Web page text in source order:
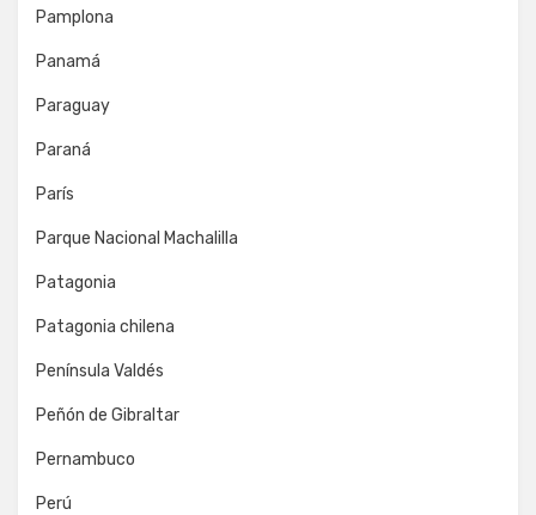
Pamplona
Panamá
Paraguay
Paraná
París
Parque Nacional Machalilla
Patagonia
Patagonia chilena
Península Valdés
Peñón de Gibraltar
Pernambuco
Perú